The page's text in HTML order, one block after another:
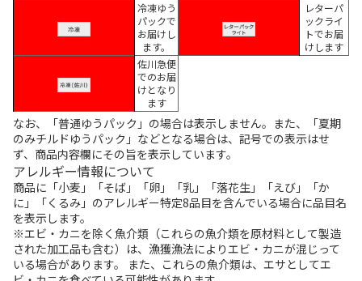
冷凍ゆう
パックで
お届けし
ます。
レターパ
ックライ
トでお届
けします
佐川急便
でのお届
けとなり
ます
なお、「普通ゆうパック」の場合は表示しません。また、「夏期
のみチルドゆうパック」などとなる場合は、記号での表示はせ
ず、商品内容欄にその旨を表示しています。
アレルギー情報について
商品に「小麦」「そば」「卵」「乳」「落花生」「えび」「か
に」「くるみ」のアレルギー特定8品目を含んでいる場合に品目名
を表示します。
※エビ・カニを除く魚介類（これらの魚介類を原材料として製造
された加工品も含む）は、漁獲漁法によりエビ・カニが混じって
いる場合があります。 また、これらの魚介類は、エサとしてエ